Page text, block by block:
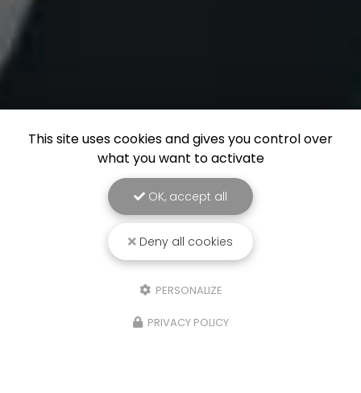
This site uses cookies and gives you control over
what you want to activate
OK, accept all
Deny all cookies
PERSONALIZE
PRIVACY POLICY